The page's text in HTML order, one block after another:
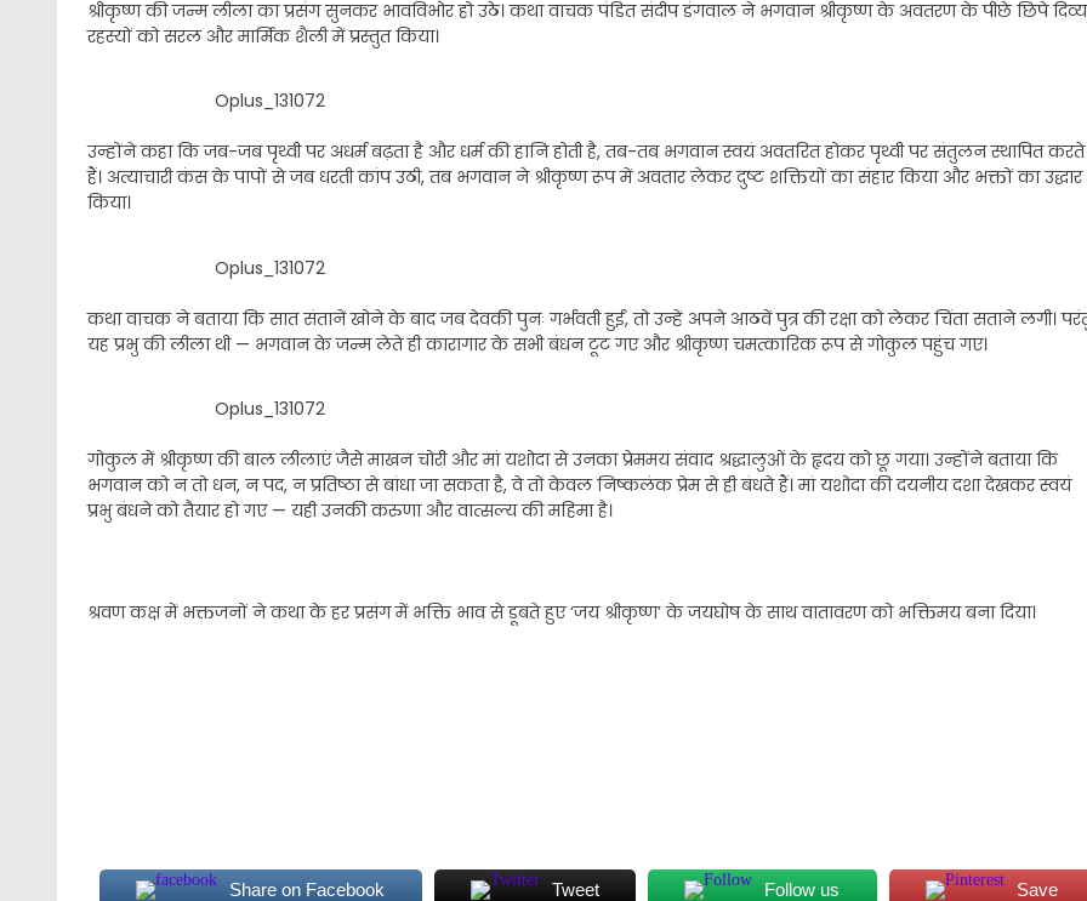
श्रीकृष्ण की जन्म लीला का प्रसंग सुनकर भावविभोर हो उठे। कथा वाचक पंडित संदीप डंगवाल ने भगवान श्रीकृष्ण के अवतरण के पीछे छिपे दिव्य
रहस्यों को सरल और मार्मिक शैली में प्रस्तुत किया।
Oplus_131072
उन्होंने कहा कि जब-जब पृथ्वी पर अधर्म बढ़ता है और धर्म की हानि होती है, तब-तब भगवान स्वयं अवतरित होकर पृथ्वी पर संतुलन स्थापित करते
हैं। अत्याचारी कंस के पापों से जब धरती कांप उठी, तब भगवान ने श्रीकृष्ण रूप में अवतार लेकर दुष्ट शक्तियों का संहार किया और भक्तों का उद्धार
किया।
Oplus_131072
कथा वाचक ने बताया कि सात संतानें खोने के बाद जब देवकी पुनः गर्भवती हुईं, तो उन्हें अपने आठवें पुत्र की रक्षा को लेकर चिंता सताने लगी।
यह प्रभु की लीला थी — भगवान के जन्म लेते ही कारागार के सभी बंधन टूट गए और श्रीकृष्ण चमत्कारिक रूप से गोकुल पहुंच गए।
Oplus_131072
गोकुल में श्रीकृष्ण की बाल लीलाएं जैसे माखन चोरी और मां यशोदा से उनका प्रेममय संवाद श्रद्धालुओं के हृदय को छू गया। उन्होंने बताया कि
भगवान को न तो धन, न पद, न प्रतिष्ठा से बांधा जा सकता है, वे तो केवल निष्कलंक प्रेम से ही बंधते हैं। मां यशोदा की दयनीय दशा देखकर स्वयं
प्रभु बंधने को तैयार हो गए — यही उनकी करुणा और वात्सल्य की महिमा है।
श्रवण कक्ष में भक्तजनों ने कथा के हर प्रसंग में भक्ति भाव से डूबते हुए ‘जय श्रीकृष्ण’ के जयघोष के साथ वातावरण को भक्तिमय बना दिया।
Share on Facebook Tweet Follow us Save